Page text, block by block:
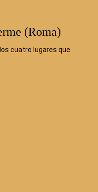
(Roma)
cuatro lugares que